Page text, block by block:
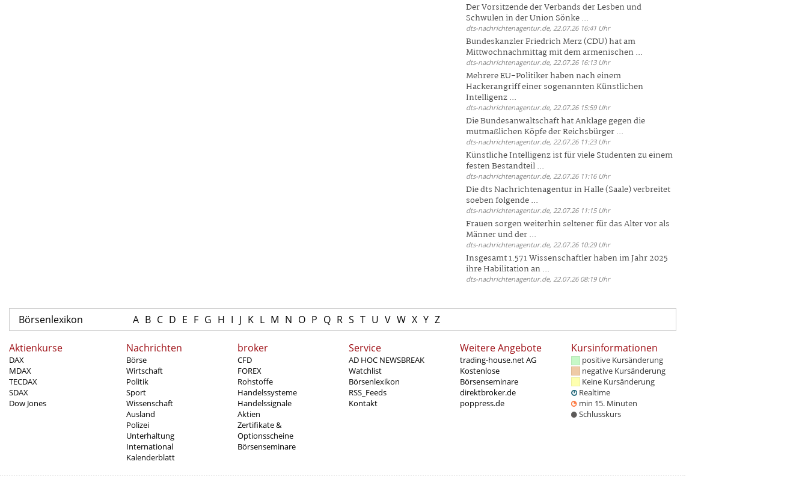
Der Vorsitzende der Verbands der Lesben und
Schwulen in der Union Sönke ...
dts-nachrichtenagentur.de, 22.07.26 16:41 Uhr
Bundeskanzler Friedrich Merz (CDU) hat am
Mittwochnachmittag mit dem armenischen ...
dts-nachrichtenagentur.de, 22.07.26 16:13 Uhr
Mehrere EU-Politiker haben nach einem
Hackerangriff einer sogenannten Künstlichen
Intelligenz ...
dts-nachrichtenagentur.de, 22.07.26 15:59 Uhr
Die Bundesanwaltschaft hat Anklage gegen die
mutmaßlichen Köpfe der Reichsbürger ...
dts-nachrichtenagentur.de, 22.07.26 11:23 Uhr
Künstliche Intelligenz ist für viele Studenten zu einem
festen Bestandteil ...
dts-nachrichtenagentur.de, 22.07.26 11:16 Uhr
Die dts Nachrichtenagentur in Halle (Saale) verbreitet
soeben folgende ...
dts-nachrichtenagentur.de, 22.07.26 11:15 Uhr
Frauen sorgen weiterhin seltener für das Alter vor als
Männer und der ...
dts-nachrichtenagentur.de, 22.07.26 10:29 Uhr
Insgesamt 1.571 Wissenschaftler haben im Jahr 2025
ihre Habilitation an ...
dts-nachrichtenagentur.de, 22.07.26 08:19 Uhr
Börsenlexikon A B C D E F G H I J K L M N O P Q R S T U V W X Y Z
Aktienkurse
DAX
MDAX
TECDAX
SDAX
Dow Jones
Nachrichten
Börse
Wirtschaft
Politik
Sport
Wissenschaft
Ausland
Polizei
Unterhaltung
International
Kalenderblatt
broker
CFD
FOREX
Rohstoffe
Handelssysteme
Handelssignale
Aktien
Zertifikate &
Optionsscheine
Börsenseminare
Service
AD HOC NEWSBREAK
Watchlist
Börsenlexikon
RSS_Feeds
Kontakt
Weitere Angebote
trading-house.net AG
Kostenlose
Börsenseminare
direktbroker.de
poppress.de
Kursinformationen
positive Kursänderung
negative Kursänderung
Keine Kursänderung
Realtime
min 15. Minuten
Schlusskurs